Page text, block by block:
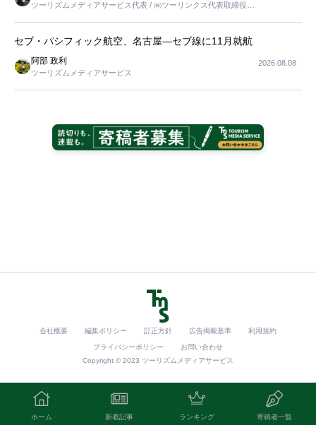
ホーム 新着記事 ランキング 寄稿者一覧
ツーリズムメディアサービス代表 / ㈱ツーリンクス代表取締役社
セブ・パシフィック航空、名古屋―セブ線に11月就航
阿部 政利
ツーリズムメディアサービス
2026.08.08
会社概要 編集ポリシー 訂正方針 広告掲載基準 利用規約
プライバシーポリシー
お問い合わせ
Copyright © 2023 ツーリズムメディアサービス